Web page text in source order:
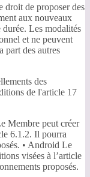
droit de proposer des
aux nouveaux
Les modalités
et ne peuvent
part des autres
des
de l'article 17
Membre peut créer
6.1.2. Il pourra
• Android Le
visées à l’article
proposés.